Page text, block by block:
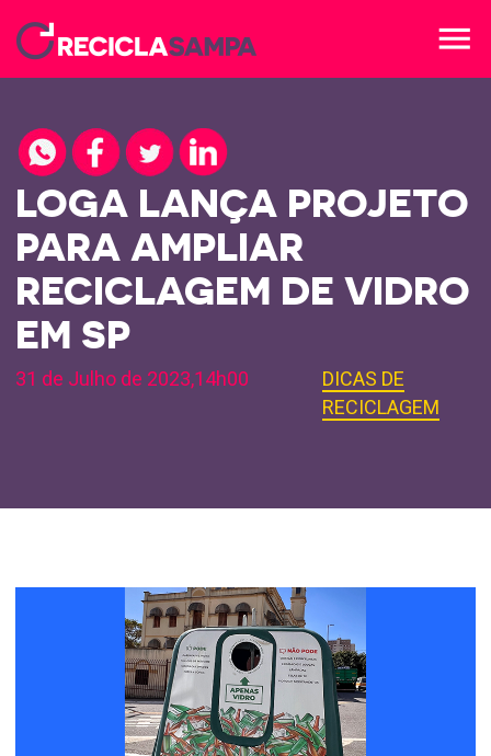
menu
LOGA LANÇA PROJETO
PARA AMPLIAR
RECICLAGEM DE VIDRO
EM SP
31 de Julho de 2023,14h00
DICAS DE
RECICLAGEM